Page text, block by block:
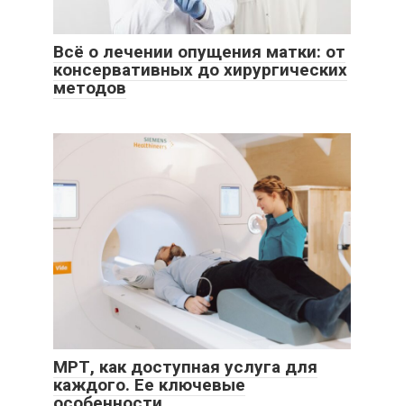
Всё о лечении опущения матки: от
консервативных до хирургических
методов
МРТ, как доступная услуга для
каждого. Ее ключевые